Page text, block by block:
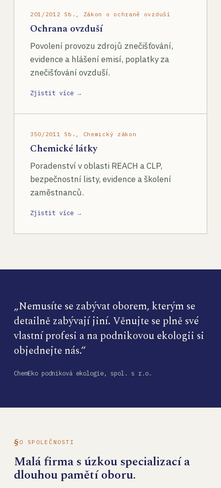
201/2012 Sb., Zákon o ochraně ovzduší
Ochrana ovzduší
Povolení provozu zdrojů znečišťování,
evidence a hlášení emisí, poplatky za
znečišťování ovzduší.
Zjistit více →
350/2011 Sb., Chemický zákon
Chemické látky
Poradenství v oblasti REACH a CLP,
bezpečnostní listy, evidence a školení
zaměstnanců.
Zjistit více →
„Nemusíte se zabývat oborem, kterým se
detailně zabývají jiní. Věnujte se plně své
vlastní profesi a na podnikovou ekologii si
objednejte nás.“
ChemEko podniková ekologie, spol. s r.o.
O SPOLEČNOSTI
Malá firma s úzkou specializací a
dlouhou pamětí oboru.